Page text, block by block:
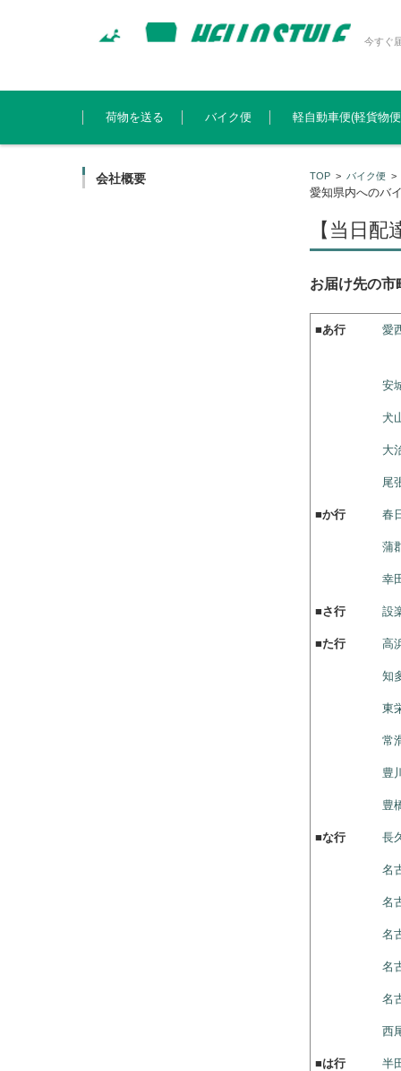
今すぐ
コンテンツに移動
荷物を送る
バイク便 軽自動車便(軽貨物
TOP > バイク便
愛知県内へのバ
【当日
お届け先の市
■あ行 愛
安
犬
大
尾
■か行 春
蒲
幸
■さ行 設
■た行 高
知
東
常
豊
豊
■な行 長
名
名
名
名
名
西
■は行 半
会社概要